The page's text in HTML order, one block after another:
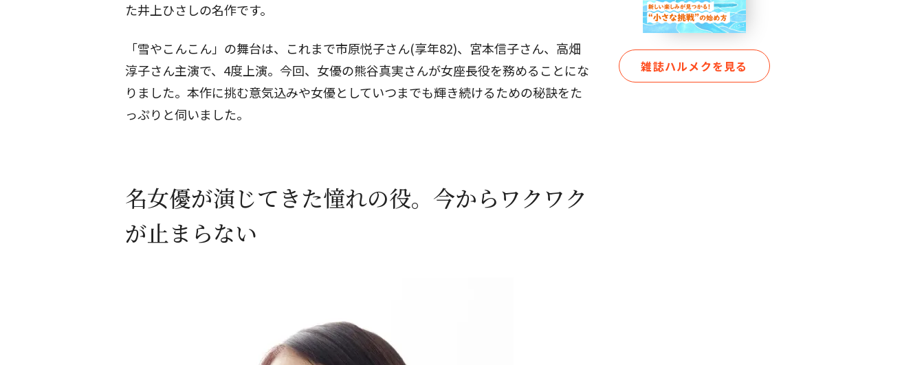
た井上ひさしの名作です。
「雪やこんこん」の舞台は、これまで市原悦子さん(享年82)、宮本信子さん、高畑
淳子さん主演で、4度上演。今回、女優の熊谷真実さんが女座長役を務めることにな
りました。本作に挑む意気込みや女優としていつまでも輝き続けるための秘訣をた
っぷりと伺いました。
名女優が演じてきた憧れの役。今からワクワク
が止まらない
雑誌ハルメクを見る